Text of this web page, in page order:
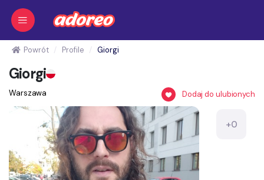
Powrót Profile Giorgi
Giorgi
Warszawa Dodaj do ulubionych
+0